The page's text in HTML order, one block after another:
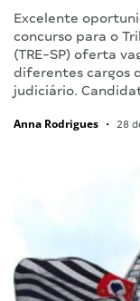
Excelente
concurso para o
(TRE-SP) oferta
diferentes cargos
judiciário.
Anna Rodrigues • 28